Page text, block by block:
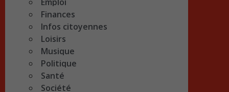
Finances
Infos citoyennes
Loisirs
Musique
Politique
Santé
Société